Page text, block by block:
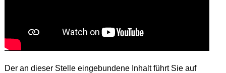
Der an dieser Stelle eingebundene Inhalt führt Sie auf